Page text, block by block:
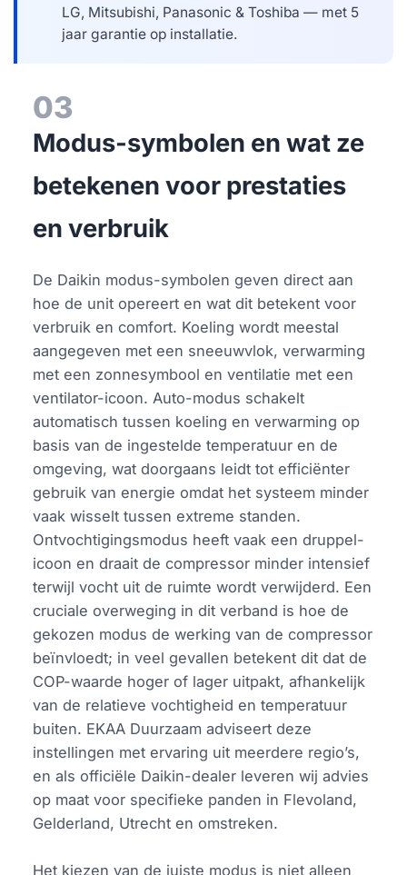
LG, Mitsubishi, Panasonic & Toshiba — met 5
jaar garantie op installatie.
03
Modus-symbolen en wat ze
betekenen voor prestaties
en verbruik
De Daikin modus-symbolen geven direct aan
hoe de unit opereert en wat dit betekent voor
verbruik en comfort. Koeling wordt meestal
aangegeven met een sneeuwvlok, verwarming
met een zonnesymbool en ventilatie met een
ventilator-icoon. Auto-modus schakelt
automatisch tussen koeling en verwarming op
basis van de ingestelde temperatuur en de
omgeving, wat doorgaans leidt tot efficiënter
gebruik van energie omdat het systeem minder
vaak wisselt tussen extreme standen.
Ontvochtigingsmodus heeft vaak een druppel-
icoon en draait de compressor minder intensief
terwijl vocht uit de ruimte wordt verwijderd. Een
cruciale overweging in dit verband is hoe de
gekozen modus de werking van de compressor
beïnvloedt; in veel gevallen betekent dit dat de
COP-waarde hoger of lager uitpakt, afhankelijk
van de relatieve vochtigheid en temperatuur
buiten. EKAA Duurzaam adviseert deze
instellingen met ervaring uit meerdere regio’s,
en als officiële Daikin-dealer leveren wij advies
op maat voor specifieke panden in Flevoland,
Gelderland, Utrecht en omstreken.
Het kiezen van de juiste modus is niet alleen